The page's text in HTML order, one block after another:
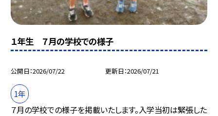
１年生 ７月の学校での様子
公開日 2026/07/22 更新日 2026/07/21
1年
７月の学校での様子を掲載いたします。入学当初は緊張した